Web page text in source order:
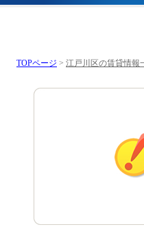
TOPページ > 江戸川区の賃貸情報